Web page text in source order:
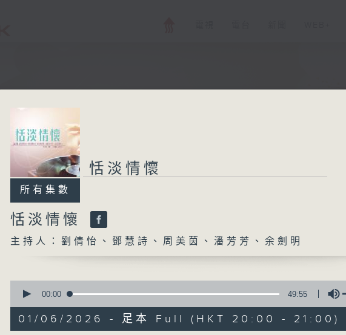
所有集數
恬淡情懷
恬淡情懷
主持人：劉倩怡、鄧慧詩、周美茵、潘芳芳、余劍明
seconds
49
minutes,
00:00 49:55
01/06/2026 - 足本 Full (HKT 20:00 - 21:00)